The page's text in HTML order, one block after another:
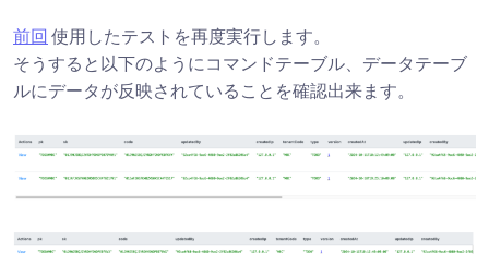
前回使用したテストを再度実行します。
そうすると以下のようにコマンドテーブル、データテーブ
ルにデータが反映されていることを確認出来ます。